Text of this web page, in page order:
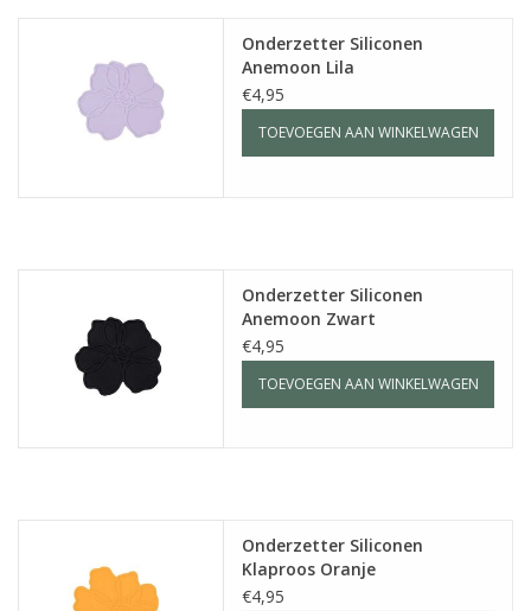
Onderzetter Siliconen
Anemoon Lila
€4,95
TOEVOEGEN AAN WINKELWAGEN
Onderzetter Siliconen
Anemoon Zwart
€4,95
TOEVOEGEN AAN WINKELWAGEN
Onderzetter Siliconen
Klaproos Oranje
€4,95